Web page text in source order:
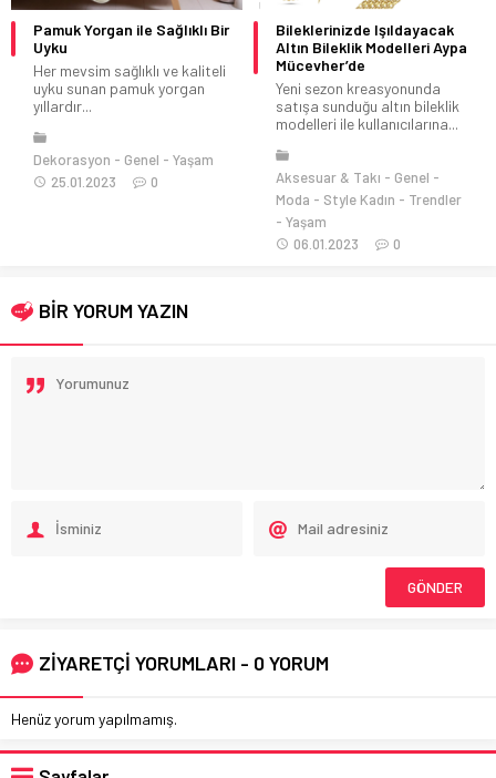
Pamuk Yorgan ile Sağlıklı Bir
Uyku
Her mevsim sağlıklı ve kaliteli
uyku sunan pamuk yorgan
yıllardır...
Dekorasyon Genel
Yaşam
25.01.2023
0
Bileklerinizde Işıldayacak
Altın Bileklik Modelleri Aypa
Mücevher’de
Yeni sezon kreasyonunda
satışa sunduğu altın bileklik
modelleri ile kullanıcılarına...
Aksesuar & Takı
Genel
Moda
Style Kadın
Trendler
Yaşam
06.01.2023
0
BİR YORUM YAZIN
ZİYARETÇİ YORUMLARI - 0 YORUM
Henüz yorum yapılmamış.